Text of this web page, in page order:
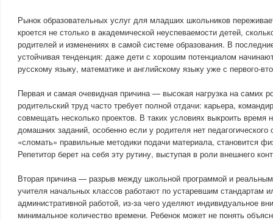
Рынок образовательных услуг для младших школьников
кроется не столько в академической неуспеваемости детей,
родителей и изменениях в самой системе образования. В
устойчивая тенденция: даже дети с хорошим потенциалом
русскому языку, математике и английскому языку уже с первого-
Первая и самая очевидная причина — высокая нагрузка на самих
родительский труд часто требует полной отдачи: карьера,
совмещать несколько проектов. В таких условиях выкроить время
домашних заданий, особенно если у родителя нет педагогического
«сломать» правильные методики подачи материала, становится
Репетитор берет на себя эту рутину, выступая в роли внешнего
Вторая причина — разрыв между школьной программой и
учителя начальных классов работают по устаревшим стандартам
административной работой, из-за чего уделяют индивидуальное
минимальное количество времени. Ребенок может не понять